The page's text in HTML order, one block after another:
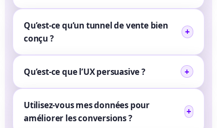
Qu’est-ce qu’un tunnel de vente bien
conçu ?
Qu’est-ce que l’UX persuasive ?
Utilisez-vous mes données pour
améliorer les conversions ?